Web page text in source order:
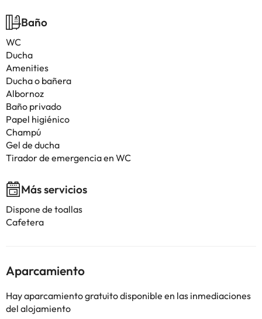
Baño
WC
Ducha
Amenities
Ducha o bañera
Albornoz
Baño privado
Papel higiénico
Champú
Gel de ducha
Tirador de emergencia en WC
Más servicios
Dispone de toallas
Cafetera
Aparcamiento
Hay aparcamiento gratuito disponible en las inmediaciones
del alojamiento